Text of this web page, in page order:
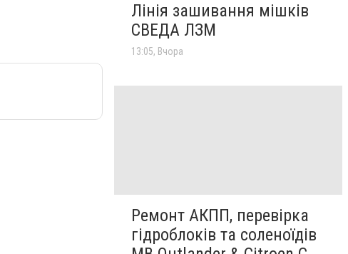
Лінія зашивання мішків
СВЕДА ЛЗМ
13:05, Вчора
Ремонт АКПП, перевірка
гідроблоків та соленоїдів